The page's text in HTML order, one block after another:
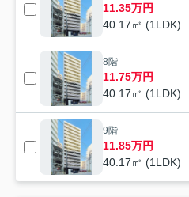
11.35万円
40.17㎡ (1LDK)
8階
11.75万円
40.17㎡ (1LDK)
9階
11.85万円
40.17㎡ (1LDK)